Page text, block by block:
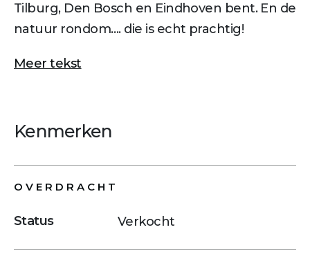
Tilburg, Den Bosch en Eindhoven bent. En de
natuur rondom…. die is echt prachtig!
Meer tekst
Kenmerken
OVERDRACHT
Status Verkocht